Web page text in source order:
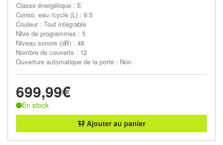
Classe énergétique : E
Conso. eau /cycle (L) : 9.5
Couleur : Tout intégrable
Nbre de programmes : 5
Niveau sonore (dB) : 48
Nombre de couverts : 12
Ouverture automatique de la porte : Non
699,99€
En stock
Ajouter au panier